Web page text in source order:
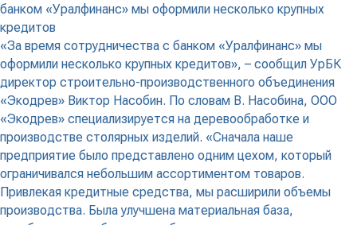
банком «Уралфинанс» мы оформили несколько крупных
кредитов
«За время сотрудничества с банком «Уралфинанс» мы
оформили несколько крупных кредитов», – сообщил УрБК
директор строительно-производственного объединения
«Экодрев» Виктор Насобин. По словам В. Насобина, ООО
«Экодрев» специализируется на деревообработке и
производстве столярных изделий. «Сначала наше
предприятие было представлено одним цехом, который
ограничивался небольшим ассортиментом товаров.
Привлекая кредитные средства, мы расширили объемы
производства. Была улучшена материальная база,